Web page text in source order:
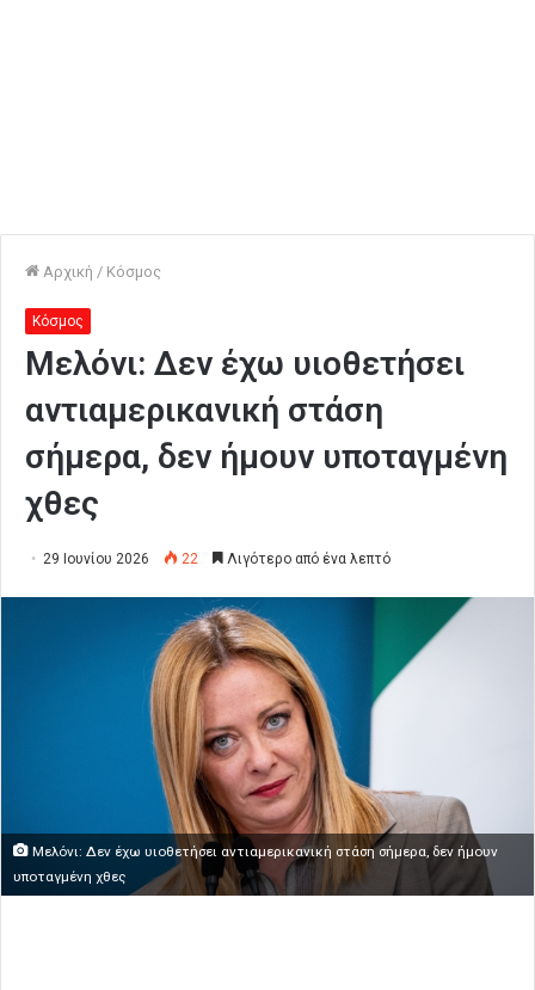
Αρχική / Κόσμος
Κόσμος
Μελόνι: Δεν έχω υιοθετήσει
αντιαμερικανική στάση
σήμερα, δεν ήμουν υποταγμένη
χθες
29 Ιουνίου 2026 22 Λιγότερο από ένα λεπτό
Μελόνι: Δεν έχω υιοθετήσει αντιαμερικανική στάση σήμερα, δεν ήμουν
υποταγμένη χθες